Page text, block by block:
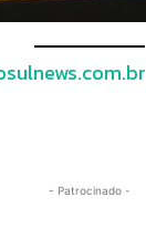
- Patrocinado -